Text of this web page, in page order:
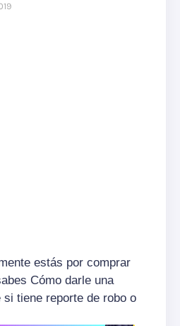
estás por comprar
Cómo darle una
si tiene reporte de robo o